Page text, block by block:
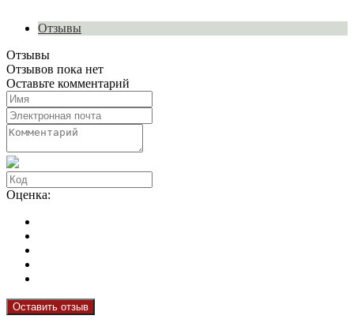
Отзывы
Отзывы
Отзывов пока нет
Оставьте комментарий
Оценка:
Оставить отзыв